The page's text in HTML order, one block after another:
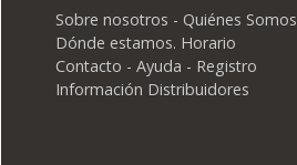
Sobre nosotros - Quiénes Somos
Dónde estamos. Horario
Contacto - Ayuda - Registro
Información Distribuidores